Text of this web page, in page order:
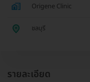
Origene Clinic
ชลบุรี
รายละเอียด